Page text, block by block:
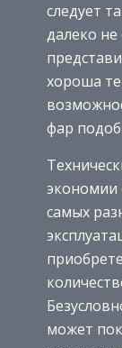
следует
далеко
хороша
фар
экономии
самых
может